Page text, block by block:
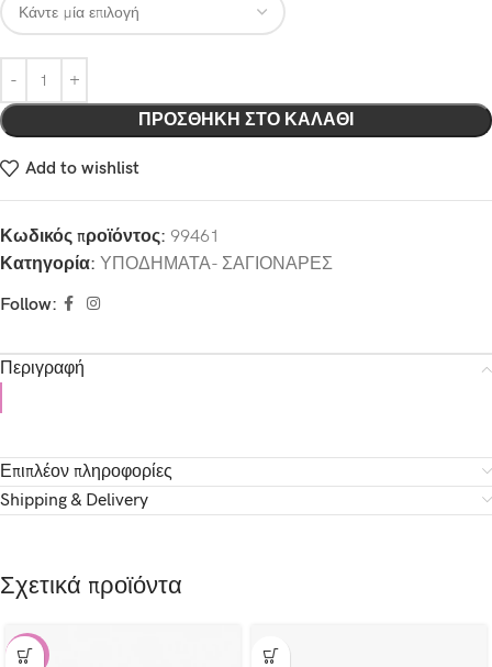
ΠΡΟΣΘΉΚΗ ΣΤΟ ΚΑΛΆΘΙ
Add to wishlist
Κωδικός προϊόντος: 99461
Κατηγορία: ΥΠΟΔΗΜΑΤΑ- ΣΑΓΙΟΝΑΡΕΣ
Follow:
Περιγραφή
Επιπλέον πληροφορίες
Shipping & Delivery
Σχετικά προϊόντα
-16%